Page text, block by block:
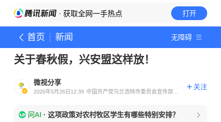
· 获取全网一手热点 打开
首页 新闻 无障碍
关于春秋假，兴安盟这样放！
微视分享
2026年5月26日12:39 中国共产党乌兰浩特市委员会宣传部官
关注
问AI · 这项政策对农村牧区学生有哪些特别安排？